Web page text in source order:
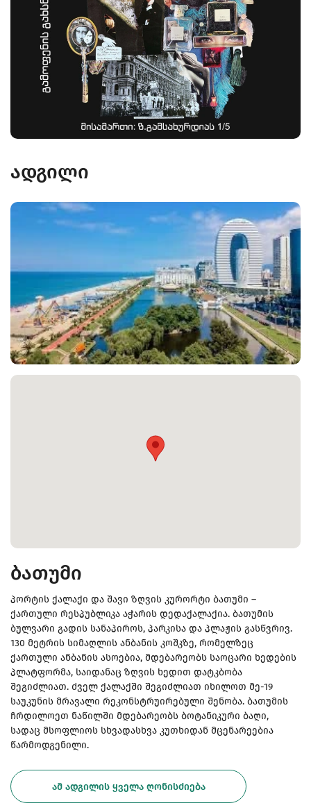
ადგილი
ბათუმი
პორტის ქალაქი და შავი ზღვის კურორტი ბათუმი –
ქართული რესპუბლიკა აჭარის დედაქალაქია. ბათუმის
ბულვარი გადის სანაპიროს, პარკისა და პლაჟის გასწვრივ.
130 მეტრის სიმაღლის ანბანის კოშკზე, რომელზეც
ქართული ანბანის ასოებია, მდებარეობს საოცარი ხედების
პლატფორმა, საიდანაც ზღვის ხედით დატკბობა
შეგიძლიათ. ძველ ქალაქში შეგიძლიათ იხილოთ მე-19
საუკუნის მრავალი რეკონსტრუირებული შენობა. ბათუმის
ჩრდილოეთ ნაწილში მდებარეობს ბოტანიკური ბაღი,
სადაც მსოფლიოს სხვადასხვა კუთხიდან მცენარეებია
წარმოდგენილი.
ᲐᲛ ᲐᲓᲒᲘᲚᲘᲡ ᲧᲕᲔᲚᲐ ᲦᲝᲜᲘᲡᲫᲘᲔᲑᲐ